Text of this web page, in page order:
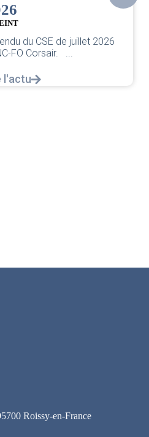
du CSE de juillet 2026
FO Corsair. ...
l'actu
Roissy-en-France